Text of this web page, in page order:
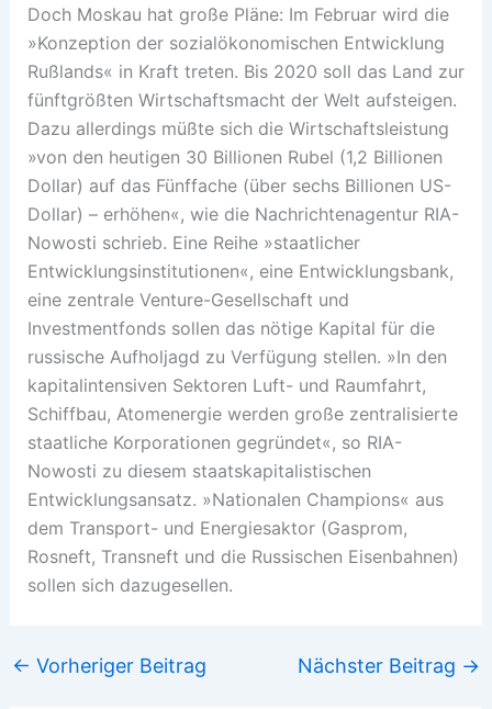
Doch Moskau hat große Pläne: Im Februar wird die
»Konzeption der sozialökonomischen Entwicklung
Rußlands« in Kraft treten. Bis 2020 soll das Land zur
fünftgrößten Wirtschaftsmacht der Welt aufsteigen.
Dazu allerdings müßte sich die Wirtschaftsleistung
»von den heutigen 30 Billionen Rubel (1,2 Billionen
Dollar) auf das Fünffache (über sechs Billionen US-
Dollar) – erhöhen«, wie die Nachrichtenagentur RIA-
Nowosti schrieb. Eine Reihe »staatlicher
Entwicklungsinstitutionen«, eine Entwicklungsbank,
eine zentrale Venture-Gesellschaft und
Investmentfonds sollen das nötige Kapital für die
russische Aufholjagd zu Verfügung stellen. »In den
kapitalintensiven Sektoren Luft- und Raumfahrt,
Schiffbau, Atomenergie werden große zentralisierte
staatliche Korporationen gegründet«, so RIA-
Nowosti zu diesem staatskapitalistischen
Entwicklungsansatz. »Nationalen Champions« aus
dem Transport- und Energiesaktor (Gasprom,
Rosneft, Transneft und die Russischen Eisenbahnen)
sollen sich dazugesellen.
← Vorheriger Beitrag Nächster Beitrag →